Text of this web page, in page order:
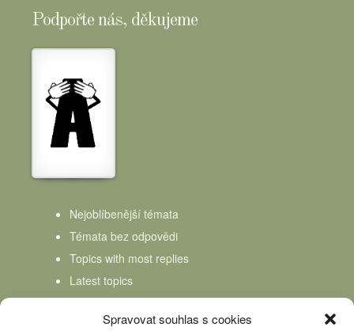
Spravovat souhlas s cookies
Podpořte nás, děkujeme
Nejoblíbenější témata
Témata bez odpovědi
Topics with most replies
Latest topics
Topics Freshness